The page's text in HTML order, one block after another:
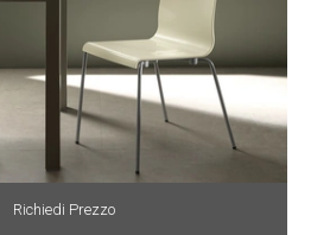
Richiedi Prezzo